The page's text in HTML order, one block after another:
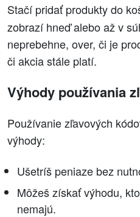
Stačí pridať produkty do
zobrazí hneď alebo až v
neprebehne, over, či je
či akcia stále platí.
Výhody používania
Používanie zľavových
výhody:
Ušetríš peniaze bez
Môžeš získať výhodu,
nemajú.